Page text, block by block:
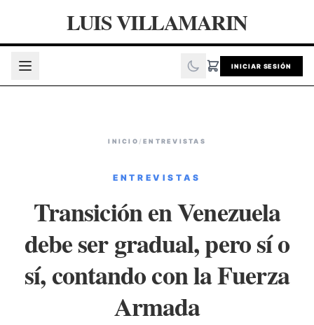
LUIS VILLAMARIN
INICIAR SESIÓN
INICIO / ENTREVISTAS
ENTREVISTAS
Transición en Venezuela
debe ser gradual, pero sí o
sí, contando con la Fuerza
Armada